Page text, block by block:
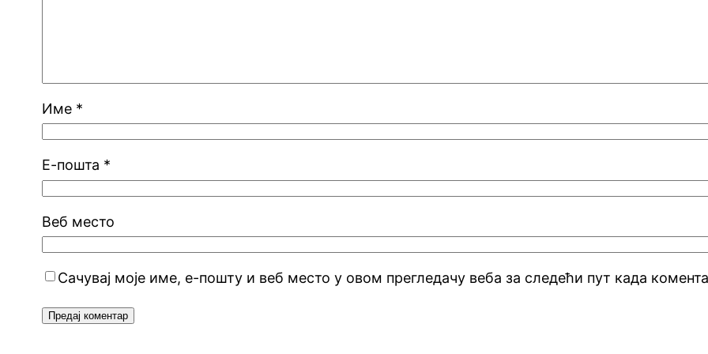
Име *
Е-пошта *
Веб место
Сачувај моје име, е-пошту и веб место у овом прегледачу веба за следећи пут када